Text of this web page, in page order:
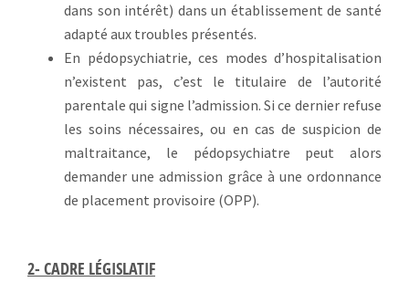
dans son intérêt) dans un établissement de santé
adapté aux troubles présentés.
En pédopsychiatrie, ces modes d’hospitalisation
n’existent pas, c’est le titulaire de l’autorité
parentale qui signe l’admission. Si ce dernier refuse
les soins nécessaires, ou en cas de suspicion de
maltraitance, le pédopsychiatre peut alors
demander une admission grâce à une ordonnance
de placement provisoire (OPP).
2- CADRE LÉGISLATIF